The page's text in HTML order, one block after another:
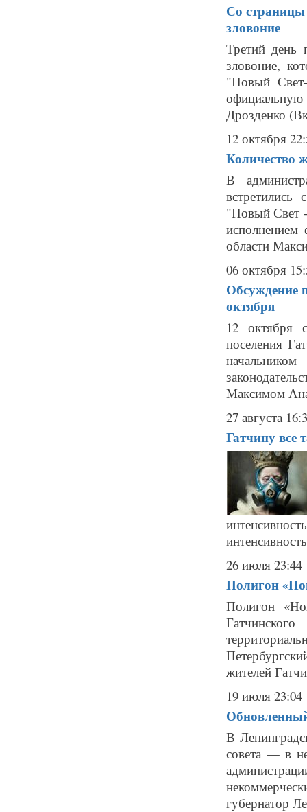
Со страницы
зловоние
Третий день
зловоние,
"Новый
официальную
Дрозденко
12 октября
Количество
В
"Новый Свет
исполнением
области
06 октября
Обсуждение
октября
12 октября
поселения
Максимом
27 августа
Гатчину все
26 июля 23:44
Полигон
Полигон
жителей
19 июля 23:04
В
совета — в
губернатор